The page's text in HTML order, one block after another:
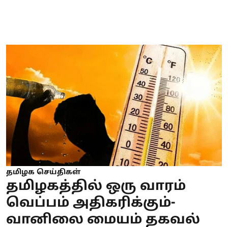
தமிழக செய்திகள்
தமிழகத்தில் ஒரு வாரம்
வெப்பம் அதிகரிக்கும்-
வானிலை மையம் தகவல்